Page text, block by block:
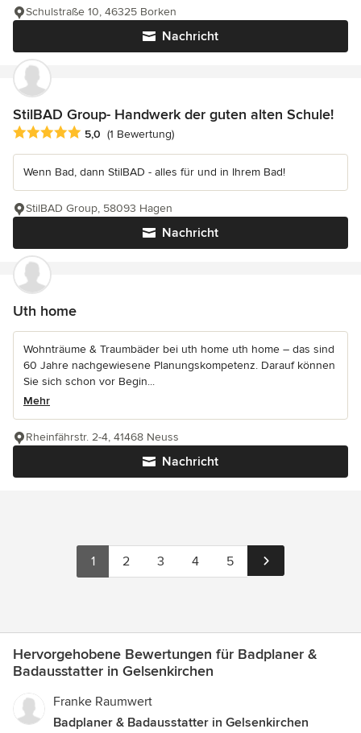
Nachricht
Schulstraße 10, 46325 Borken
StilBAD Group- Handwerk der guten alten Schule!
Durchschnittliche Bewertung: 5 von 5 Sternen
5,0 (1 Bewertung)
Wenn Bad, dann StilBAD - alles für und in Ihrem Bad!
Nachricht
StilBAD Group, 58093 Hagen
Uth home
Wohnträume & Traumbäder bei uth home uth home – das sind
60 Jahre nachgewiesene Planungskompetenz. Darauf können
Sie sich schon vor Begin...
Mehr
Nachricht
Rheinfährstr. 2-4, 41468 Neuss
1 2 3 4 5
Hervorgehobene Bewertungen für Badplaner &
Badausstatter in Gelsenkirchen
Franke Raumwert
Badplaner & Badausstatter in Gelsenkirchen